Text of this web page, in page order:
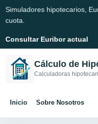
Simuladores hipotecarios,
cuota.
Consultar Euribor actual
Cálculo de
Calculadoras
Inicio Sobre Nosotros